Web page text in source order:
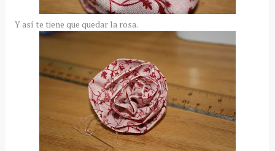
Y así te tiene que quedar la rosa.